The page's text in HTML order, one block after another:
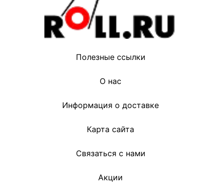
Полезные ссылки
О нас
Информация о доставке
Карта сайта
Связаться с нами
Акции